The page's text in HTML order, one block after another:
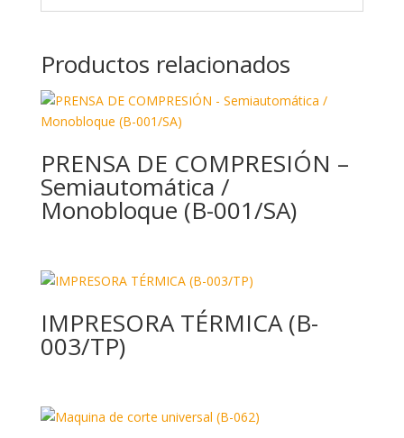
Productos relacionados
PRENSA DE COMPRESIÓN –
Semiautomática /
Monobloque (B-001/SA)
IMPRESORA TÉRMICA (B-
003/TP)